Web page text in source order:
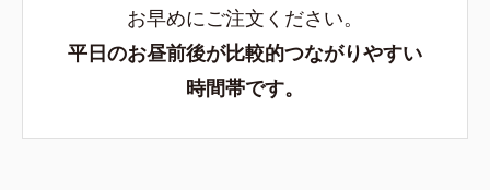
お早めにご注文ください。
平日のお昼前後が比較的つながりやすい
時間帯です。